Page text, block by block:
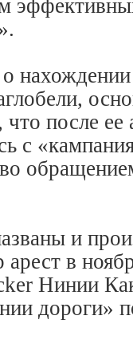
после ее
с
и
в
Нинии
дороги»